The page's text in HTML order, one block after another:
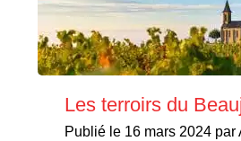
Français
Les terroirs du
Publié le 16 mars 2024 par